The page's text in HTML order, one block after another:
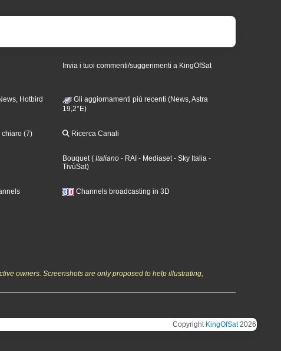
Invia i tuoi commenti/suggerimenti a KingOfSat
Hotbird
Gli aggiornamenti più recenti (News, Astra
19,2°E)
(7) Ricerca Canali
Bouquet( Italiano - RAI - Mediaset- Sky Italia -
TivùSat)
Channels broadcasting in 3D
owners. Screenshots are only proposed to help illustrating,
Copyright KingOfSat2026